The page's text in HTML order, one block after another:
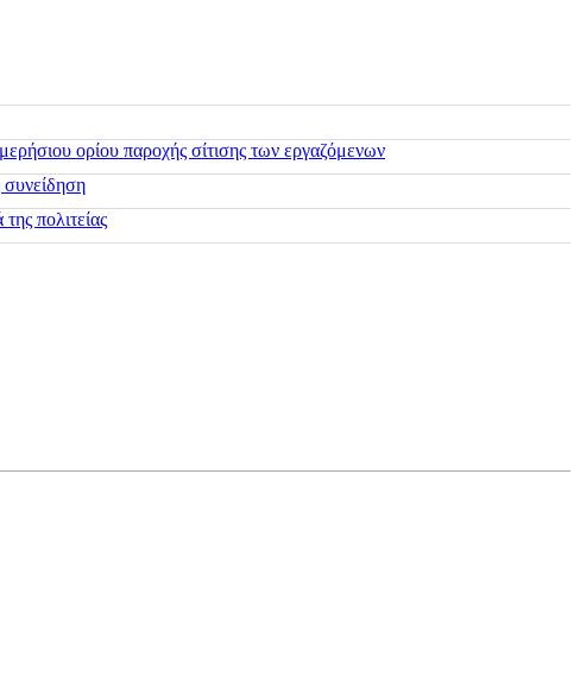
ορίου παροχής σίτισης των εργαζόμενων
πολιτείας